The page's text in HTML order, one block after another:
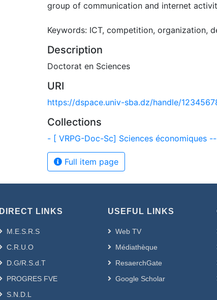
group of communication and internet
Keywords: ICT, competition, organization,
Description
Doctorat en Sciences
URI
https://dspace.univ-sba.dz/handle/
Collections
Full item page
DIRECT LINKS
M.E.S.R.S
C.R.U.O
D.G/R.S.d.T
PROGRES FVE
S.N.D.L
USEFUL LINKS
Web TV
Médiathèque
ResaerchGate
Google Scholar